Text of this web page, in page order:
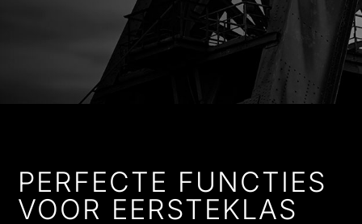
PERFECTE FUNCTIES
VOOR EERSTEKLAS